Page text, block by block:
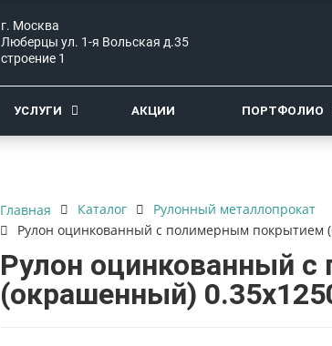
г. Москва
Люберцы ул. 1-я Вольская д.35
строение 1
УСЛУГИ АКЦИИ ПОРТФОЛИО
Главная Каталог
Рулонный металлопрокат
Рулон оцинкованный с полимерным покрытием
Рулон оцинкованный
(окрашенный)